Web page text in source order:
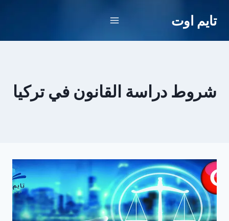
تايم اوت
شروط دراسة القانون في تركيا